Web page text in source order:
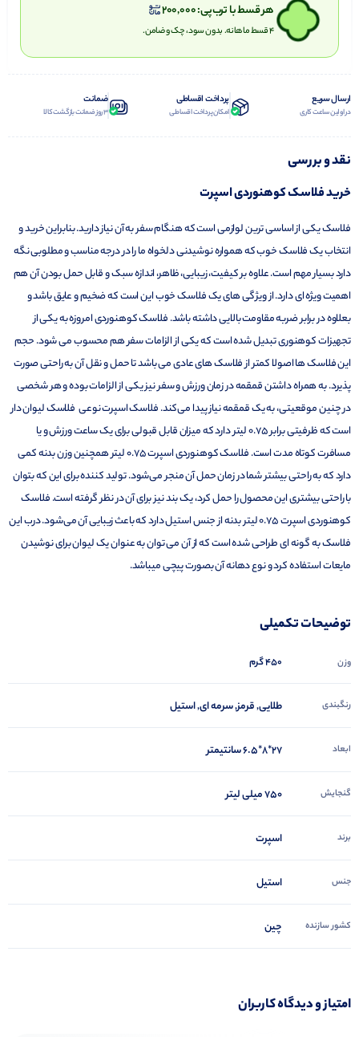
هر قسط با ترب‌پی:200,000
۴ قسط ماهانه. بدون سود، چک و ضامن.
ارسال سریع
در اولین ساعت کاری
پرداخت اقساطی
امکان پرداخت اقساطی
ضمانت
3 روز ضمانت بازگشت کالا
نقد و بررسی
خرید فلاسک کوهنوردی اسپرت
فلاسک یکی از اساسی ترین لوازمی است که هنگام سفر به آن نیاز دارید. بنابراین خرید و
انتخاب یک فلاسک خوب که همواره نوشیدنی دلخواه ما را در درجه مناسب و مطلوبی نگه
دارد بسیار مهم است. علاوه بر کیفیت، زیبایی، ظاهر، اندازه سبک و قابل حمل بودن آن هم
اهمیت ویژه ای دارد. از ویژگی های یک فلاسک خوب این است که ضخیم و عایق باشد و
بعلاوه در برابر ضربه مقاومت بالایی داشته باشد. فلاسک کوهنوردی امروزه به یکی از
تجهیزات کوهنوری تبدیل شده است که یکی از الزامات سفر هم محسوب می شود. حجم
این فلاسک ها اصولا کمتر از فلاسک های عادی می باشد تا حمل و نقل آن به راحتی صورت
پذیرد. به همراه داشتن قمقمه در زمان ورزش و سفر نیز یکی از الزامات بوده و هر شخصی
در چنین موقعیتی، به یک قمقمه نیاز پیدا می‌کند. فلاسک اسپرت نوعی فلاسک لیوان دار
است که ظرفیتی برابر 0.75 لیتر دارد که میزان قابل قبولی برای یک ساعت ورزش و یا
مسافرت کوتاه مدت است. فلاسک کوهنوردی اسپرت 0.75 لیتر همچنین وزن بدنه کمی
دارد که به راحتی بیشتر شما در زمان حمل آن منجر می‌شود. تولید کننده برای این که بتوان
با راحتی بیشتری این محصول را حمل کرد، یک بند نیز برای آن در نظر گرفته است. فلاسک
کوهنوردی اسپرت 0.75 لیتر بدنه از جنس استیل دارد که باعث زیبایی آن می‌شود. درب این
فلاسک به گونه ای طراحی شده است که از آن می توان به عنوان یک لیوان برای نوشیدن
مایعات استفاده کرد و نوع دهانه آن بصورت پیچی میباشد.
توضیحات تکمیلی
وزن 450 گرم
رنگبندی طلایی, قرمز, سرمه ای, استیل
ابعاد 27*8*6.5 سانتیمتر
گنجایش 750 میلی لیتر
برند اسپرت
جنس استیل
کشور سازنده چین
امتیاز و دیدگاه کاربران